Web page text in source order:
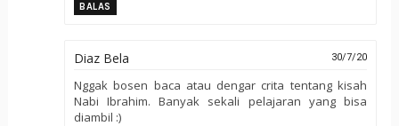
BALAS
Diaz Bela 30/7/20
Nggak bosen baca atau dengar crita tentang kisah
Nabi Ibrahim. Banyak sekali pelajaran yang bisa
diambil :)